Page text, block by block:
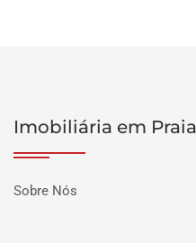
Imobiliária em
Sobre Nós